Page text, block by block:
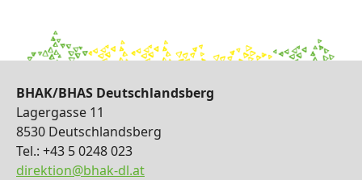
BHAK/BHAS Deutschlandsberg
Lagergasse 11
8530 Deutschlandsberg
Tel.: +43 5 0248 023
direktion@bhak-dl.at